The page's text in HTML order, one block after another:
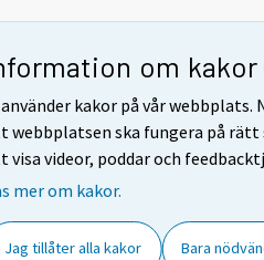
om kakor
kakor på vår webbplats.
webbplatsen ska fungera på rätt
visa videor, poddar och
mer om kakor.
Jag tillåter alla kakor Bara